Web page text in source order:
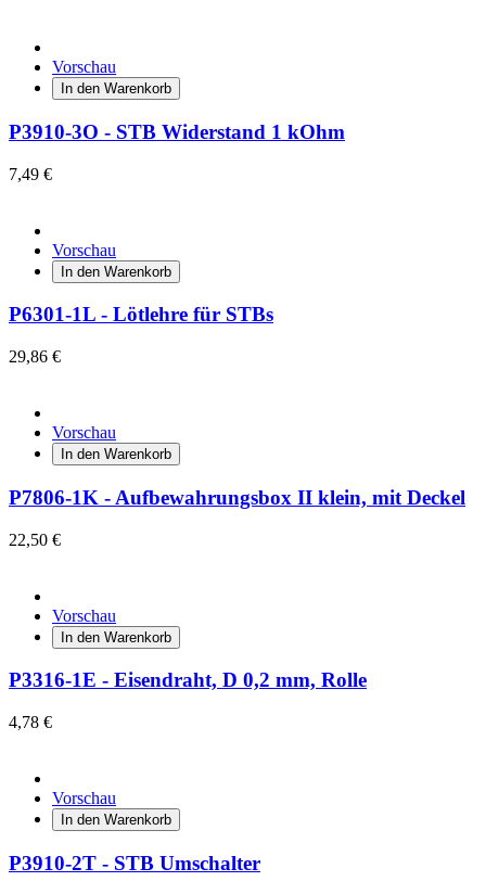
Vorschau
In den Warenkorb
P3910-3O - STB Widerstand 1 kOhm
7,49 €
Vorschau
In den Warenkorb
P6301-1L - Lötlehre für STBs
29,86 €
Vorschau
In den Warenkorb
P7806-1K - Aufbewahrungsbox II klein, mit Deckel
22,50 €
Vorschau
In den Warenkorb
P3316-1E - Eisendraht, D 0,2 mm, Rolle
4,78 €
Vorschau
In den Warenkorb
P3910-2T - STB Umschalter